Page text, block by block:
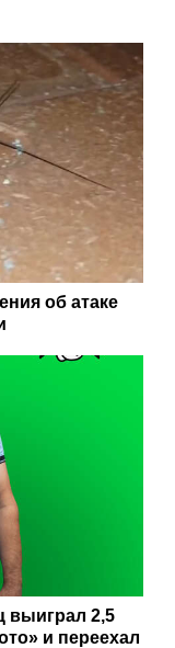
об атаке
выиграл 2,5
и переехал